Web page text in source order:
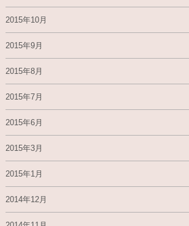
2015年10月
2015年9月
2015年8月
2015年7月
2015年6月
2015年3月
2015年1月
2014年12月